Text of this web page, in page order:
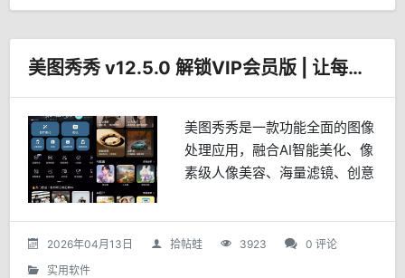
美图秀秀 v12.5.0 解锁VIP会员版 | 让每一张照片都闪耀独特魅力
美图秀秀是一款功能全面的图像
处理应用，融合AI智能美化、像
素级人像美容、海量滤镜、创意
等特色功能，操作简便，适用于
社交媒体、电商、个人创作等多
2026年04月13日 拾帖蛙 3923
0 评论
实用软件